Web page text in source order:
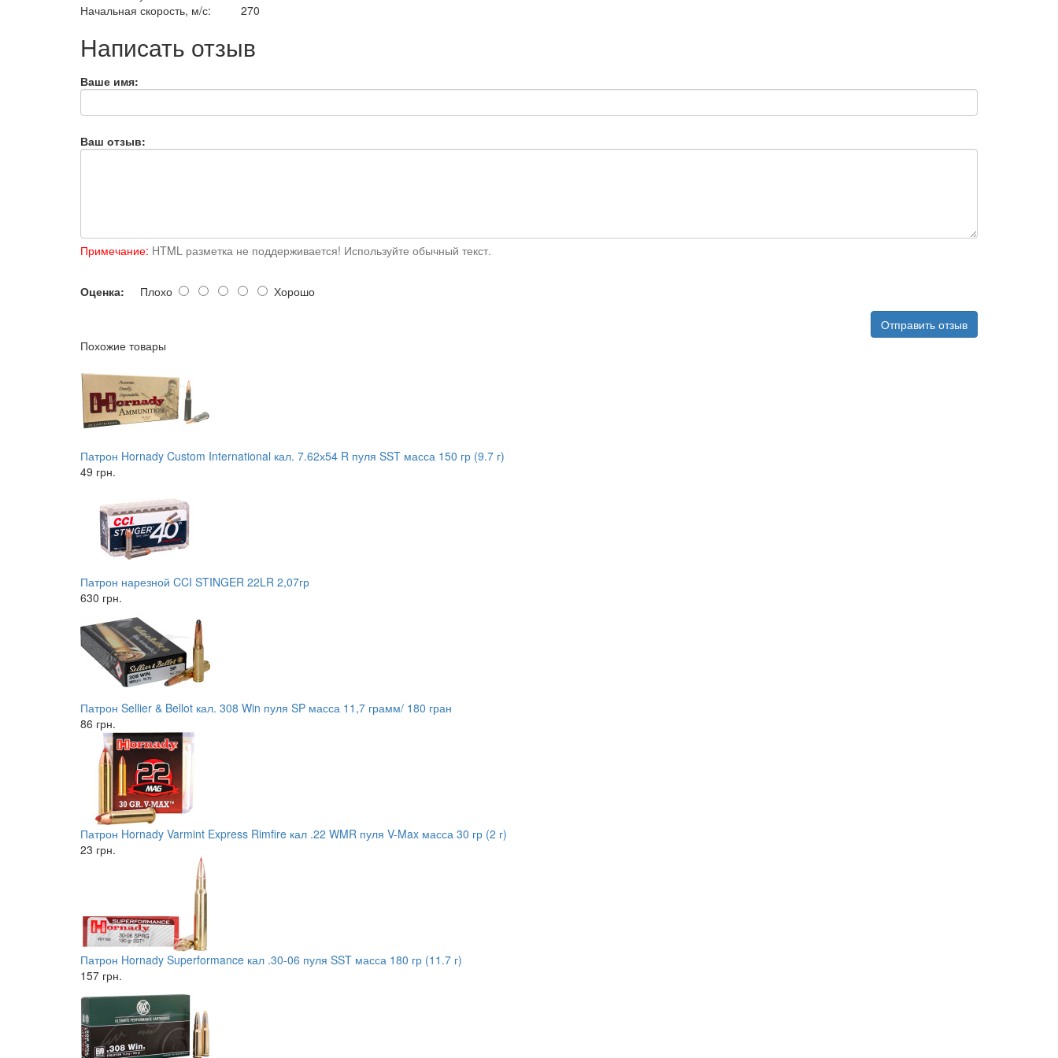
Начальная скорость, м/с:
270
Написать отзыв
Ваше имя:
Ваш отзыв:
Примечание: HTML разметка не поддерживается! Используйте обычный текст.
Оценка: Плохо Хорошо
Отправить отзыв
Похожие товары
Патрон Hornady Custom International кал. 7.62х54 R пуля SST масса 150 гр (9.7 г)
49 грн.
Патрон нарезной CCI STINGER 22LR 2,07гр
630 грн.
Патрон Sellier & Bellot кал. 308 Win пуля SP масса 11,7 грамм/ 180 гран
86 грн.
Патрон Hornady Varmint Express Rimfire кал .22 WMR пуля V-Max масса 30 гр (2 г)
23 грн.
Патрон Hornady Superformance кал .30-06 пуля SST масса 180 гр (11.7 г)
157 грн.